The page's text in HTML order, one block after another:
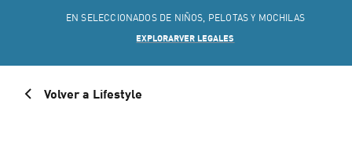
EN SELECCIONADOS DE NIÑOS, PELOTAS Y MOCHILAS
EXPLORARVER LEGALES
Volver a Lifestyle